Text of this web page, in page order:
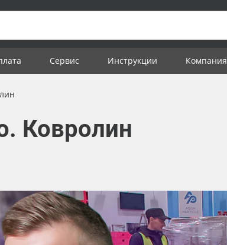
Сервис Инструкции Компания
Ковролин